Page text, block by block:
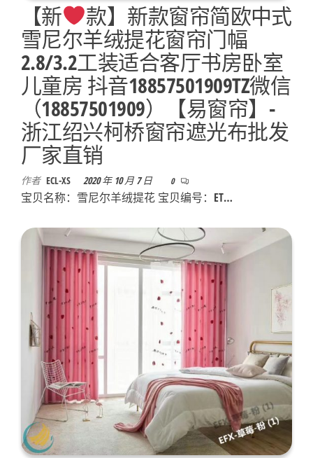
【新
款】新款窗帘简欧中式
雪尼尔羊绒提花窗帘门幅
2.8/3.2工装适合客厅书房卧室
儿童房 抖音18857501909TZ微信
（18857501909）【易窗帘】-
浙江绍兴柯桥窗帘遮光布批发
厂家直销
作者 ECL-XS 2020 年 10 月 7 日 0
宝贝名称：雪尼尔羊绒提花 宝贝编号：ET…